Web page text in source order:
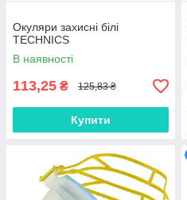
Окуляри захисні білі
TECHNICS
В наявності
113,25 ₴ 125,83 ₴
Купити